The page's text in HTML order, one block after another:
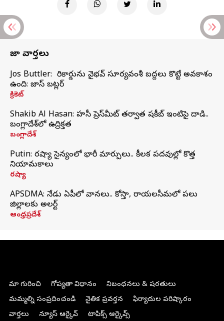
తాజా వార్తలు
Jos Buttler: నా రికార్డును వైభవ్ సూర్యవంశీ బద్దలు కొట్టే అవకాశం
ఉంది: జాస్ బట్లర్
క్రికెట్
Shakib Al Hasan: హసీనా ప్రెస్‌మీట్‌ తర్వాత షకీబ్‌ ఇంటిపై దాడి..
బంగ్లాదేశ్‌లో ఉద్రిక్తత
బంగ్లాదేశ్
Putin: రష్యా సైన్యంలో భారీ మార్పులు.. కీలక పదవుల్లో కొత్త
నియామకాలు
రష్యా
APSDMA: నేడు ఏపీలో వానలు.. కోస్తా, రాయలసీమలో పలు
జిల్లాలకు అలర్ట్
ఆంధ్రప్రదేశ్
మా గురించి గోప్యతా విధానం
నిబంధనలు & షరతులు
మమ్మల్ని సంప్రదించండి
నైతిక ప్రవర్తన
ఫిర్యాదుల పరిష్కారం
వార్తలు
న్యూస్ ఆర్కైవ్ టాపిక్స్ ఆర్కైవ్స్